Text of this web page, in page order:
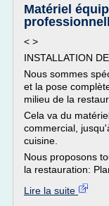
Matériel
< >
INSTALLATION
Nous sommes
et la pose
milieu de la
Cela va du
commercial,
cuisine.
Nous proposons
la restauration:
Lire la suite